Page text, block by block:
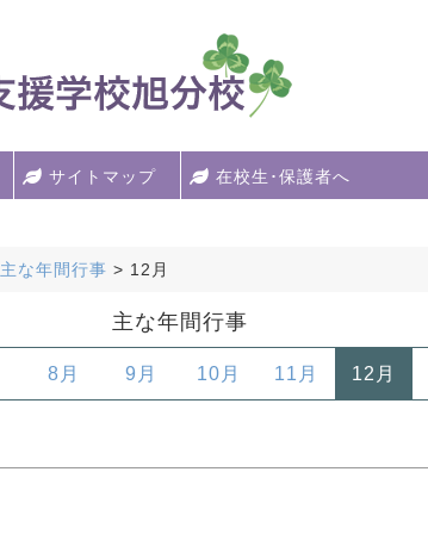
サイトマップ 在校生･保護者へ
主な年間行事 > 12月
主な年間行事
8月 9月 10月 11月 12月